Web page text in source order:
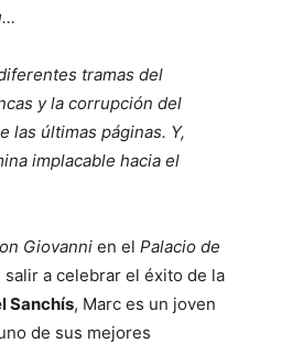
tramas del
y la corrupción del
las últimas páginas. Y,
implacable hacia el
Giovanni en el Palacio de
a celebrar el éxito de la
Sanchís, Marc es un joven
de sus mejores